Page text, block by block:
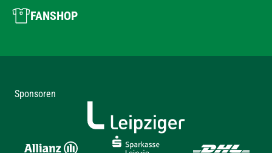
FANSHOP
Sponsoren